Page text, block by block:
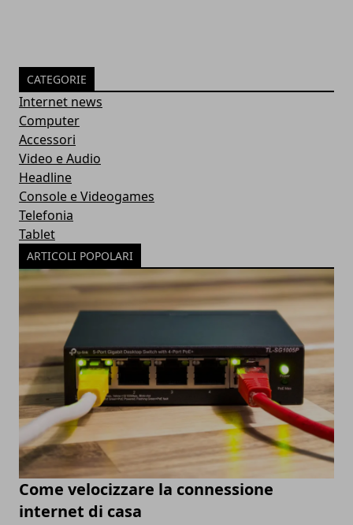
CATEGORIE
Internet news
Computer
Accessori
Video e Audio
Headline
Console e Videogames
Telefonia
Tablet
ARTICOLI POPOLARI
Come velocizzare la connessione
internet di casa